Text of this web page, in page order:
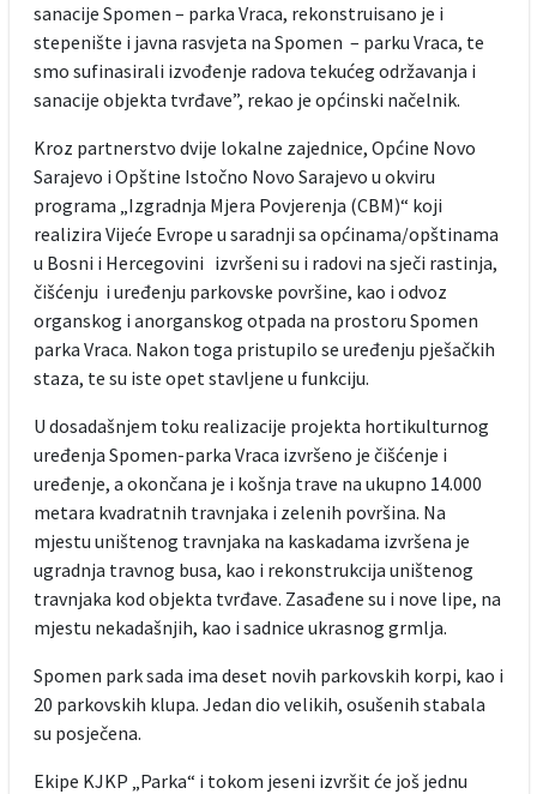
sanacije Spomen – parka Vraca, rekonstruisano je i
stepenište i javna rasvjeta na Spomen – parku Vraca, te
smo sufinasirali izvođenje radova tekućeg održavanja i
sanacije objekta tvrđave”, rekao je općinski načelnik.
Kroz partnerstvo dvije lokalne zajednice, Općine Novo
Sarajevo i Opštine Istočno Novo Sarajevo u okviru
programa „Izgradnja Mjera Povjerenja (CBM)“ koji
realizira Vijeće Evrope u saradnji sa općinama/opštinama
u Bosni i Hercegovini izvršeni su i radovi na sječi rastinja,
čišćenju i uređenju parkovske površine, kao i odvoz
organskog i anorganskog otpada na prostoru Spomen
parka Vraca. Nakon toga pristupilo se uređenju pješačkih
staza, te su iste opet stavljene u funkciju.
U dosadašnjem toku realizacije projekta hortikulturnog
uređenja Spomen-parka Vraca izvršeno je čišćenje i
uređenje, a okončana je i košnja trave na ukupno 14.000
metara kvadratnih travnjaka i zelenih površina. Na
mjestu uništenog travnjaka na kaskadama izvršena je
ugradnja travnog busa, kao i rekonstrukcija uništenog
travnjaka kod objekta tvrđave. Zasađene su i nove lipe, na
mjestu nekadašnjih, kao i sadnice ukrasnog grmlja.
Spomen park sada ima deset novih parkovskih korpi, kao i
20 parkovskih klupa. Jedan dio velikih, osušenih stabala
su posječena.
Ekipe KJKP „Parka“ i tokom jeseni izvršit će još jednu